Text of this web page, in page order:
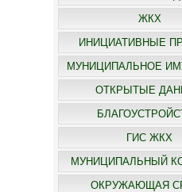
ЖКХ
ИНИЦИАТИВНЫЕ
МУНИЦИПАЛЬНОЕ
ОТКРЫТЫЕ
ГИС ЖКХ
МУНИЦИПАЛЬНЫЙ
ОКРУЖАЮЩАЯ